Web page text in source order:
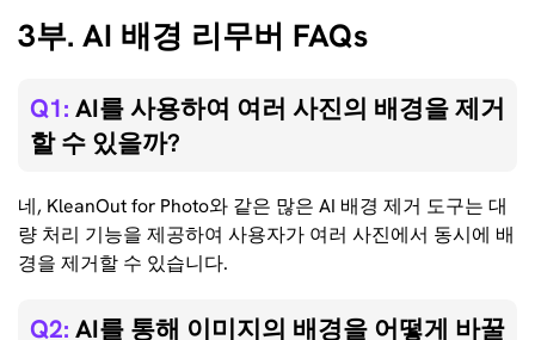
3부. AI 배경 리무버 FAQs
Q1: AI를 사용하여 여러 사진의 배경을 제거
할 수 있을까?
네, KleanOut for Photo와 같은 많은 AI 배경 제거 도구는 대
량 처리 기능을 제공하여 사용자가 여러 사진에서 동시에 배
경을 제거할 수 있습니다.
Q2: AI를 통해 이미지의 배경을 어떻게 바꿀